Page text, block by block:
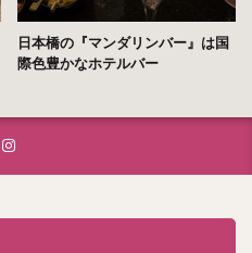
日本橋の『マンダリンバー』は国
際色豊かなホテルバー